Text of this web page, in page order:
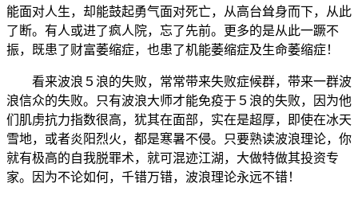
能面对人生，却能鼓起勇气面对死亡，从高台耸身而下，从此
了断。有人或进了疯人院，忘了先前。更多的是从此一蹶不
振，既患了财富萎缩症，也患了机能萎缩症及生命萎缩症！
看来波浪５浪的失败，常常带来失败症候群，带来一群波
浪信众的失败。只有波浪大师才能免疫于５浪的失败，因为他
们肌虏抗力指数很高，犹其在面部，实在是超厚，即使在冰天
雪地，或者炎阳烈火，都是寒暑不侵。只要熟读波浪理论，你
就有极高的自我脱罪术，就可混迹江湖，大做特做其投资专
家。因为不论如何，千错万错，波浪理论永远不错！